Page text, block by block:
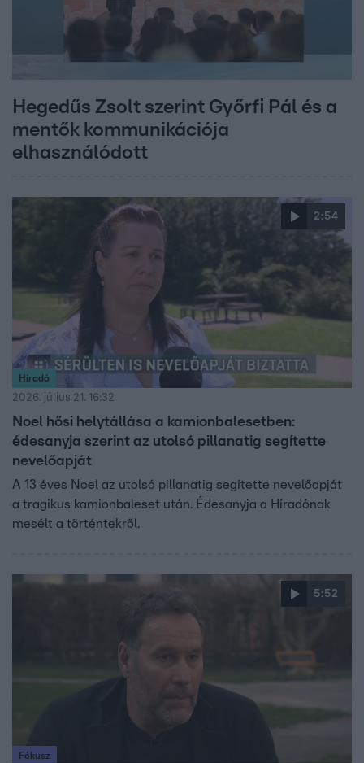
Hegedűs Zsolt szerint Győrfi Pál és a
mentők kommunikációja
elhasználódott
2:54
Híradó
2026. július 21. 16:32
Noel hősi helytállása a kamionbalesetben:
édesanyja szerint az utolsó pillanatig segítette
nevelőapját
A 13 éves Noel az utolsó pillanatig segítette nevelőapját
a tragikus kamionbaleset után. Édesanyja a Híradónak
mesélt a történtekről.
5:52
Fókusz